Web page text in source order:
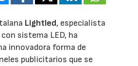
Lightled, especialista
sistema LED, ha
innovadora forma de
publicitarios que se